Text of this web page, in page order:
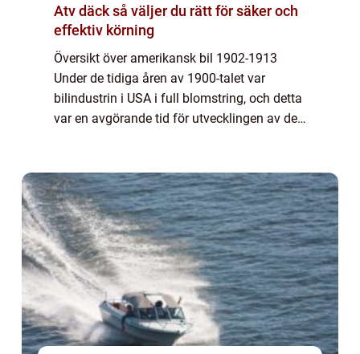
Atv däck så väljer du rätt för säker och
effektiv körning
Översikt över amerikansk bil 1902-1913
Under de tidiga åren av 1900-talet var
bilindustrin i USA i full blomstring, och detta
var en avgörande tid för utvecklingen av den